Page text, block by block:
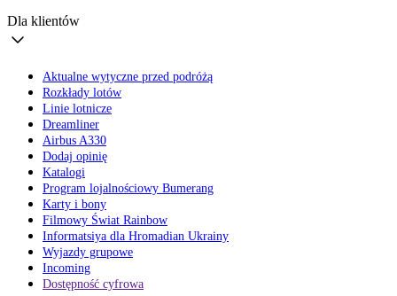
Dla klientów
Aktualne wytyczne przed podróżą
Rozkłady lotów
Linie lotnicze
Dreamliner
Airbus A330
Dodaj opinię
Katalogi
Program lojalnościowy Bumerang
Karty i bony
Filmowy Świat Rainbow
Informatsiya dla Hromadian Ukrainy
Wyjazdy grupowe
Incoming
Dostępność cyfrowa